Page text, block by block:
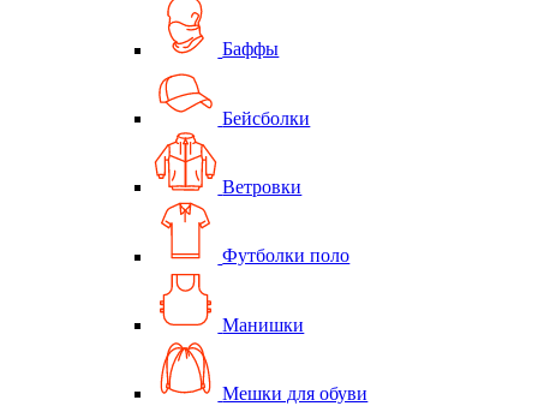
Баффы
Бейсболки
Ветровки
Футболки поло
Манишки
Мешки для обуви